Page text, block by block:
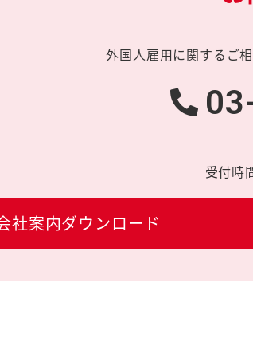
外国人雇用に関する ご
受付時
社案内ダウンロード